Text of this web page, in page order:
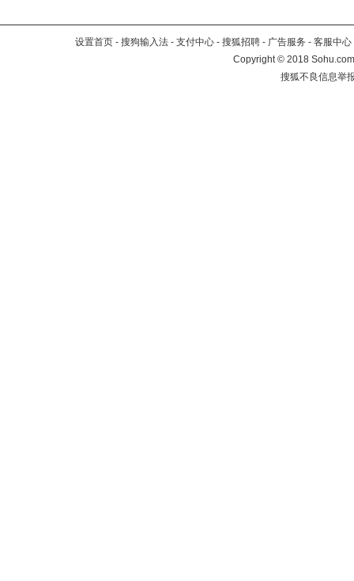
设置首页 - 搜狗输入法 - 支付中心 - 搜狐招聘 - 广告服务 - 客服中心
Copyright©2018
搜狐不良信息举